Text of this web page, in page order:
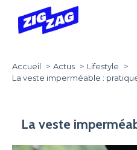
Accueil Actus
Lifestyle
La veste imperméable :
La veste